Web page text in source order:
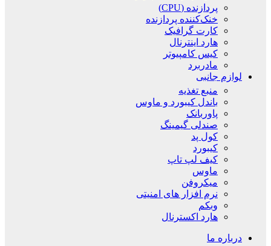
پردازنده (CPU)
خنک‌کننده پردازنده
کارت گرافیک
هارد اینترنال
کیس کامپیوتر
مادربرد
لوازم جانبی
منبع تغذیه
باندل کیبورد و ماوس
پاوربانک
صندلی گیمینگ
کول پد
کیبورد
کیف لپ تاپ
ماوس
میکروفن
نرم افزار های امنیتی
وبکم
هارد اکسترنال
درباره ما